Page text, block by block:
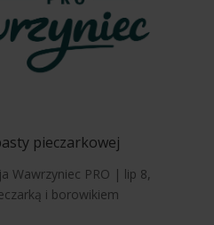
pieczarkowej
Wawrzyniec PRO | lip 8,
i borowikiem